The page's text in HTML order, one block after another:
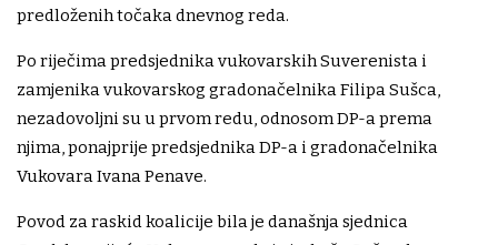
predloženih točaka dnevnog reda.
Po riječima predsjednika vukovarskih Suverenista i
zamjenika vukovarskog gradonačelnika Filipa Sušca,
nezadovoljni su u prvom redu, odnosom DP-a prema
njima, ponajprije predsjednika DP-a i gradonačelnika
Vukovara Ivana Penave.
Povod za raskid koalicije bila je današnja sjednica